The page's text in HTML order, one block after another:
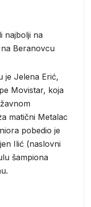
najbolji na
Beranovcu
je Jelena Erić,
Movistar, koja
matični Metalac
pobedio je
Ilić (naslovni
šampiona